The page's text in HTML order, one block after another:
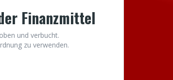
Finanzmittel
und verbucht.
zu verwenden.